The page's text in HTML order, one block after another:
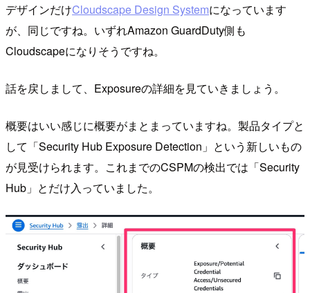
デザインだけCloudscape Design Systemになっています
が、同じですね。いずれAmazon GuardDuty側も
Cloudscapeになりそうですね。
話を戻しまして、Exposureの詳細を見ていきましょう。
概要はいい感じに概要がまとまっていますね。製品タイプと
して「Security Hub Exposure Detection」という新しいもの
が見受けられます。これまでのCSPMの検出では「Security
Hub」とだけ入っていました。